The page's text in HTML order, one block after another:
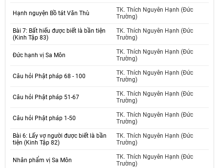
Hạnh nguyện Bồ tát Văn Thù
TK. Thích Nguyên Hạnh (Đức
Trường)
Bài 7: Bất hiếu được biết là bần tiện
(Kinh Tập 83)
TK. Thích Nguyên Hạnh (Đức
Trường)
Đức hạnh vị Sa Môn
TK. Thích Nguyên Hạnh (Đức
Trường)
Câu hỏi Phật pháp 68 - 100
TK. Thích Nguyên Hạnh (Đức
Trường)
Câu hỏi Phật pháp 51-67
TK. Thích Nguyên Hạnh (Đức
Trường)
Câu hỏi Phật pháp 1-50
TK. Thích Nguyên Hạnh (Đức
Trường)
Bài 6: Lấy vợ người được biết là bần
tiện (Kinh Tập 82)
TK. Thích Nguyên Hạnh (Đức
Trường)
Nhân phẩm vị Sa Môn
TK. Thích Nguyên Hạnh (Đức
Trường)